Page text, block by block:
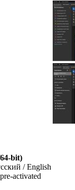
bit)
/ English
activated